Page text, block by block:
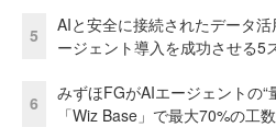
5
AIと安全に接続されたデータ
ージェント導入を成功させる5
6
みずほFGがAIエージェントの
「Wiz Base」で最大70%の工